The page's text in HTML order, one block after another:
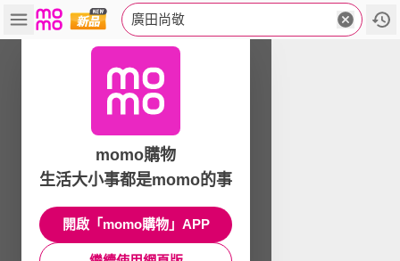
廣田尚敬
momo購物
生活大小事都是momo的事
開啟「momo購物」APP